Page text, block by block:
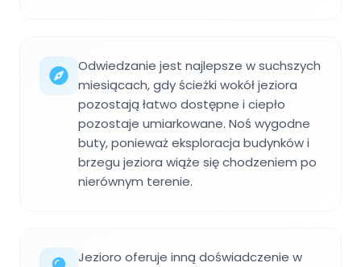
Odwiedzanie jest najlepsze w suchszych
miesiącach, gdy ścieżki wokół jeziora
pozostają łatwo dostępne i ciepło
pozostaje umiarkowane. Noś wygodne
buty, ponieważ eksploracja budynków i
brzegu jeziora wiąże się chodzeniem po
nierównym terenie.
Jezioro oferuje inną doświadczenie w